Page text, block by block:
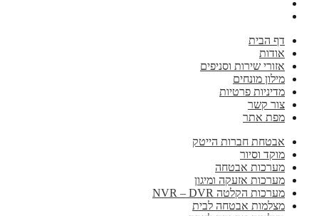
דף הבית
אודות
אזורי שירות וסניפים
מילון מונחים
מדיניות פרטיות
צור קשר
מפת אתר
אבטחת חברות הייטק
מוקד וסיור
מערכות אבטחה
מערכות אזעקה ומיגון
מערכות הקלטה NVR – DVR
מצלמות אבטחה לבית